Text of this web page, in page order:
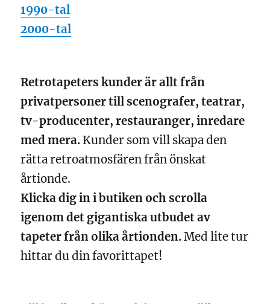
1990-tal
2000-tal
Retrotapeters kunder är allt från
privatpersoner till scenografer, teatrar,
tv-producenter, restauranger, inredare
med mera. Kunder som vill skapa den
rätta retroatmosfären från önskat
årtionde.
Klicka dig in i butiken och scrolla
igenom det gigantiska utbudet av
tapeter från olika årtionden.Med lite tur
hittar du din favorittapet!